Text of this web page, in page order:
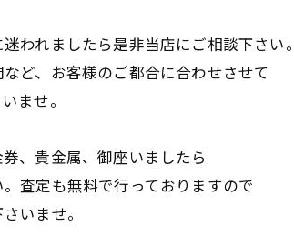
われましたら是非当店にご相談下さい。
ど、お客様のご都合に合わせさせて
ませ。
、貴金属、御座いましたら
査定も無料で行っておりますので
いませ。